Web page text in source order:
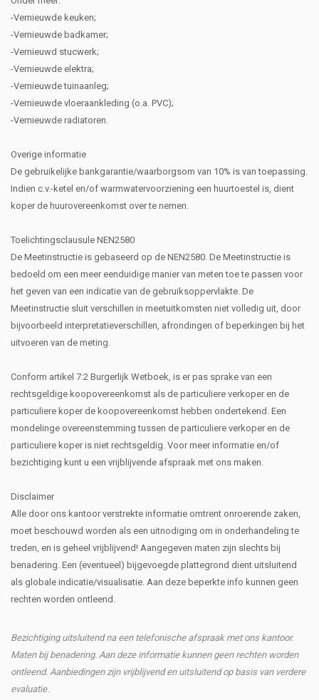
-Vernieuwde keuken;
-Vernieuwde badkamer;
-Vernieuwd stucwerk;
-Vernieuwde elektra;
-Vernieuwde tuinaanleg;
-Vernieuwde vloeraankleding (o.a. PVC);
-Vernieuwde radiatoren.
Overige informatie
De gebruikelijke bankgarantie/waarborgsom van 10% is van toepassing.
Indien c.v.-ketel en/of warmwatervoorziening een huurtoestel is, dient
koper de huurovereenkomst over te nemen.
Toelichtingsclausule NEN2580
De Meetinstructie is gebaseerd op de NEN2580. De Meetinstructie is
bedoeld om een meer eenduidige manier van meten toe te passen voor
het geven van een indicatie van de gebruiksoppervlakte. De
Meetinstructie sluit verschillen in meetuitkomsten niet volledig uit, door
bijvoorbeeld interpretatieverschillen, afrondingen of beperkingen bij het
uitvoeren van de meting.
Conform artikel 7:2 Burgerlijk Wetboek, is er pas sprake van een
rechtsgeldige koopovereenkomst als de particuliere verkoper en de
particuliere koper de koopovereenkomst hebben ondertekend. Een
mondelinge overeenstemming tussen de particuliere verkoper en de
particuliere koper is niet rechtsgeldig. Voor meer informatie en/of
bezichtiging kunt u een vrijblijvende afspraak met ons maken.
Disclaimer
Alle door ons kantoor verstrekte informatie omtrent onroerende zaken,
moet beschouwd worden als een uitnodiging om in onderhandeling te
treden, en is geheel vrijblijvend! Aangegeven maten zijn slechts bij
benadering. Een (eventueel) bijgevoegde plattegrond dient uitsluitend
als globale indicatie/visualisatie. Aan deze beperkte info kunnen geen
rechten worden ontleend.
Bezichtiging uitsluitend na een telefonische afspraak met ons kantoor.
Maten bij benadering. Aan deze informatie kunnen geen rechten worden
ontleend. Aanbiedingen zijn vrijblijvend en uitsluitend op basis van verdere
evaluatie.